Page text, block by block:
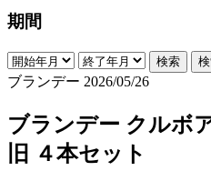
期間
検索
ブランデー 2026/05/26
ブランデー クルボ
旧 ４本セット